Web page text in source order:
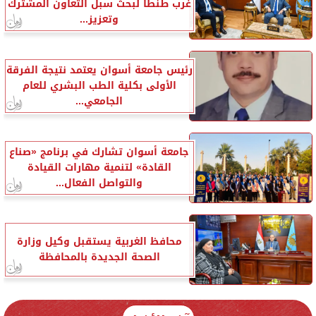
غرب طنطا لبحث سبل التعاون المشترك
وتعزيز...
رئيس جامعة أسوان يعتمد نتيجة الفرقة
الأولى بكلية الطب البشري للعام
الجامعي...
جامعة أسوان تشارك في برنامج «صناع
القادة» لتنمية مهارات القيادة
والتواصل الفعال...
محافظ الغربية يستقبل وكيل وزارة
الصحة الجديدة بالمحافظة